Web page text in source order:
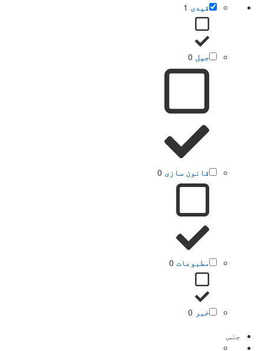
قیدی 1
جیل 0
قانون سازی 0
مطبوعات 0
خبر 0
جنس